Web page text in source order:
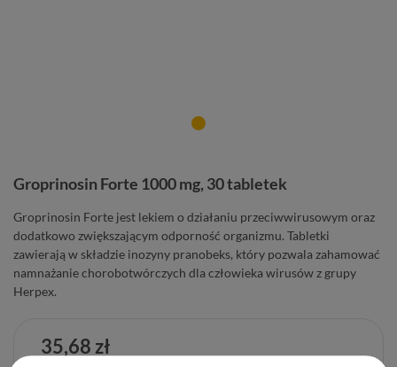
Groprinosin Forte 1000 mg, 30 tabletek
Groprinosin Forte jest lekiem o działaniu przeciwwirusowym oraz
dodatkowo zwiększającym odporność organizmu. Tabletki
zawierają w składzie inozyny pranobeks, który pozwala zahamować
namnażanie chorobotwórczych dla człowieka wirusów z grupy
Herpex.
35,68 zł